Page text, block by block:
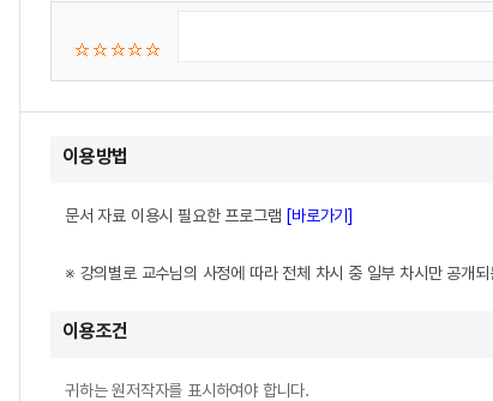
이용방법
문서 자료 이용시 필요한 프로그램 [바로가기]
※ 강의별로 교수님의 사정에 따라 전체 차시 중 일부 차시만 공개
이용조건
귀하는 원저작자를 표시하여야 합니다.